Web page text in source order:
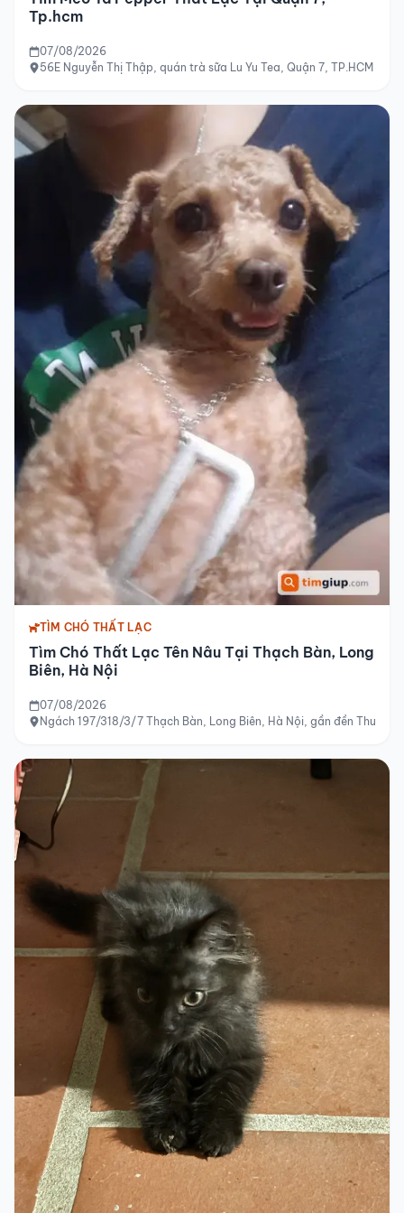
Tp.hcm
07/08/2026
56E Nguyễn Thị Thập, quán trà sữa Lu Yu Tea, Quận 7, TP.HCM
TÌM CHÓ THẤT LẠC
Tìm Chó Thất Lạc Tên Nâu Tại Thạch Bàn, Long
Biên, Hà Nội
07/08/2026
Ngách 197/318/3/7 Thạch Bàn, Long Biên, Hà Nội, gần đền Thượng